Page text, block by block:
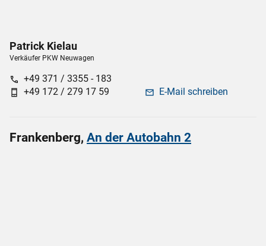
Patrick Kielau
Verkäufer PKW Neuwagen
call +49 371 / 3355 - 183
phone_android +49 172 / 279 17 59 mail E-Mail schreiben
Frankenberg, An der Autobahn 2